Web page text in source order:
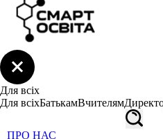
Для всіх
Для всіхБатькамВчителям
ПРО НАС